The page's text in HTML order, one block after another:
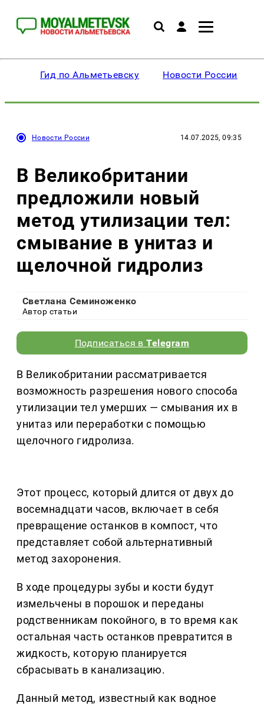
Гид по Альметьевску Новости России
Новости России 14.07.2025, 09:35
В Великобритании
предложили новый
метод утилизации тел:
смывание в унитаз и
щелочной гидролиз
Светлана Семиноженко
Автор статьи
Подписаться вTelegram
В Великобритании рассматривается
возможность разрешения нового способа
утилизации тел умерших — смывания их в
унитаз или переработки с помощью
щелочного гидролиза.
Этот процесс, который длится от двух до
восемнадцати часов, включает в себя
превращение останков в компост, что
представляет собой альтернативный
метод захоронения.
В ходе процедуры зубы и кости будут
измельчены в порошок и переданы
родственникам покойного, в то время как
остальная часть останков превратится в
жидкость, которую планируется
сбрасывать в канализацию.
Данный метод, известный как водное